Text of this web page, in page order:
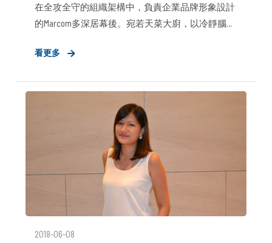
在全攻全守的組織架構中，負責企業品牌形象設計
的Marcom多深居幕後。宛若天菜大廚，以冷靜腦袋
洗鍊且深入人心的端出一道道論述好菜。在一點一
遞組織文化與價值。
看更多
2018-06-08